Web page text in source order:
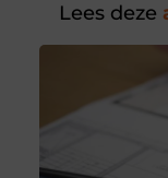
Lees deze